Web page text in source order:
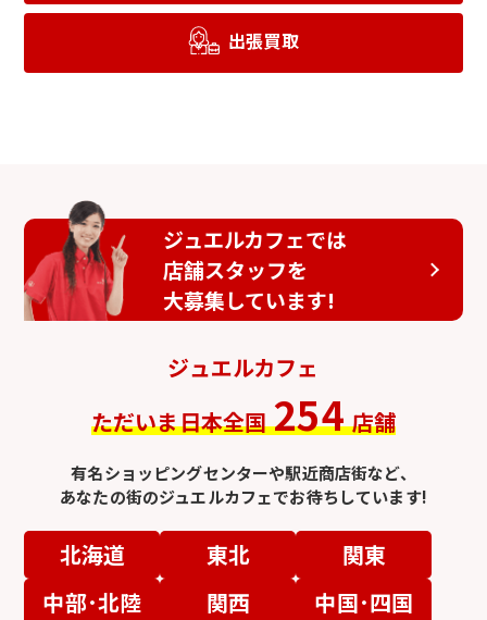
出張買取
ジュエルカフェでは
店舗スタッフを
大募集しています!
ジュエルカフェ
ただいま日本全国 254 店舗
有名ショッピングセンターや駅近商店街など、
あなたの街のジュエルカフェでお待ちしています!
北海道 東北
関東
中部･北陸
関西
中国･四国